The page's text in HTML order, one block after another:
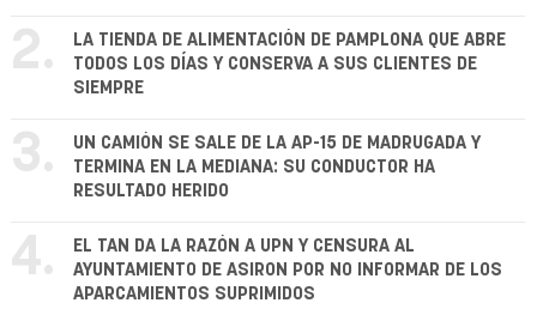
2.
LA TIENDA DE ALIMENTACIÓN DE PAMPLONA QUE ABRE
TODOS LOS DÍAS Y CONSERVA A SUS CLIENTES DE
SIEMPRE
3.
UN CAMIÓN SE SALE DE LA AP-15 DE MADRUGADA Y
TERMINA EN LA MEDIANA: SU CONDUCTOR HA
RESULTADO HERIDO
4.
EL TAN DA LA RAZÓN A UPN Y CENSURA AL
AYUNTAMIENTO DE ASIRON POR NO INFORMAR DE LOS
APARCAMIENTOS SUPRIMIDOS